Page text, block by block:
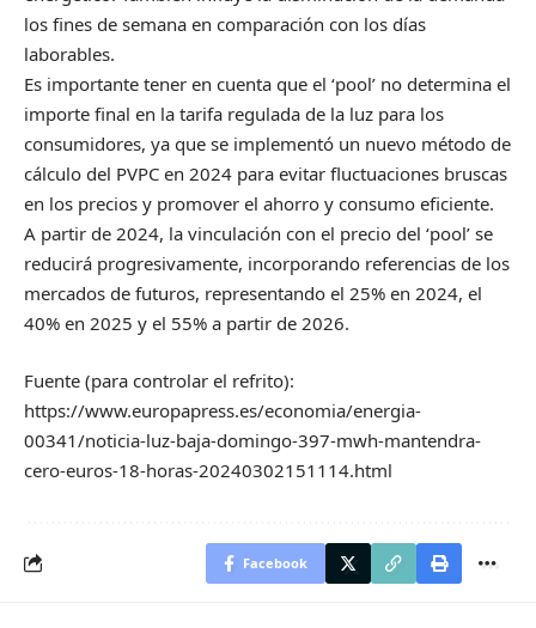
los fines de semana en comparación con los días
laborables.
Es importante tener en cuenta que el ‘pool’ no determina el
importe final en la tarifa regulada de la luz para los
consumidores, ya que se implementó un nuevo método de
cálculo del PVPC en 2024 para evitar fluctuaciones bruscas
en los precios y promover el ahorro y consumo eficiente.
A partir de 2024, la vinculación con el precio del ‘pool’ se
reducirá progresivamente, incorporando referencias de los
mercados de futuros, representando el 25% en 2024, el
40% en 2025 y el 55% a partir de 2026.
Fuente (para controlar el refrito):
https://www.europapress.es/economia/energia-
00341/noticia-luz-baja-domingo-397-mwh-mantendra-
cero-euros-18-horas-20240302151114.html
Facebook